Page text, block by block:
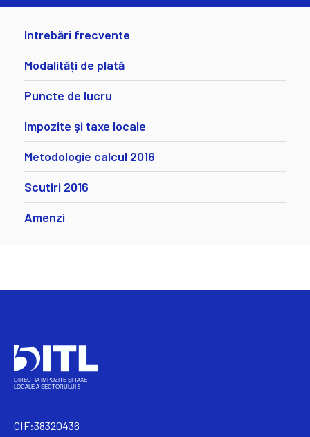
Intrebări frecvente
Modalități de plată
Puncte de lucru
Impozite și taxe locale
Metodologie calcul 2016
Scutiri 2016
Amenzi
CIF:38320436